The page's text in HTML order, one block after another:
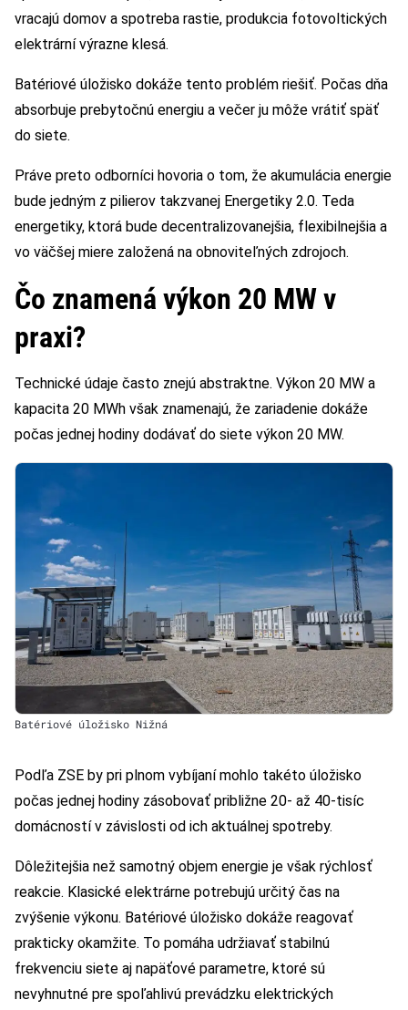
vracajú domov a spotreba rastie, produkcia fotovoltických
elektrární výrazne klesá.
Batériové úložisko dokáže tento problém riešiť. Počas dňa
absorbuje prebytočnú energiu a večer ju môže vrátiť späť
do siete.
Práve preto odborníci hovoria o tom, že akumulácia energie
bude jedným z pilierov takzvanej Energetiky 2.0. Teda
energetiky, ktorá bude decentralizovanejšia, flexibilnejšia a
vo väčšej miere založená na obnoviteľných zdrojoch.
Čo znamená výkon 20 MW v
praxi?
Technické údaje často znejú abstraktne. Výkon 20 MW a
kapacita 20 MWh však znamenajú, že zariadenie dokáže
počas jednej hodiny dodávať do siete výkon 20 MW.
Batériové úložisko Nižná
Podľa ZSE by pri plnom vybíjaní mohlo takéto úložisko
počas jednej hodiny zásobovať približne 20- až 40-tisíc
domácností v závislosti od ich aktuálnej spotreby.
Dôležitejšia než samotný objem energie je však rýchlosť
reakcie. Klasické elektrárne potrebujú určitý čas na
zvýšenie výkonu. Batériové úložisko dokáže reagovať
prakticky okamžite. To pomáha udržiavať stabilnú
frekvenciu siete aj napäťové parametre, ktoré sú
nevyhnutné pre spoľahlivú prevádzku elektrických